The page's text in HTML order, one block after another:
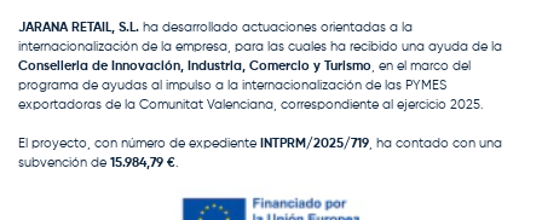
JARANA RETAIL, S.L. ha desarrollado actuaciones orientadas a la
internacionalización de la empresa, para las cuales ha recibido una ayuda de la
Conselleria de Innovación, Industria, Comercio y Turismo , en el marco del
programa de ayudas al impulso a la internacionalización de las PYMES
exportadoras de la Comunitat Valenciana, correspondiente al ejercicio 2025.
El proyecto, con número de expediente INTPRM/2025/719 , ha contado con una
subvención de 15.984,79 €.